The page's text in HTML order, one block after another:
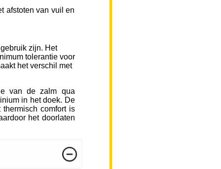
afstoten van vuil en
zijn. Het
tolerantie voor
het verschil met
van de zalm qua
in het doek. De
thermisch comfort is
het doorlaten